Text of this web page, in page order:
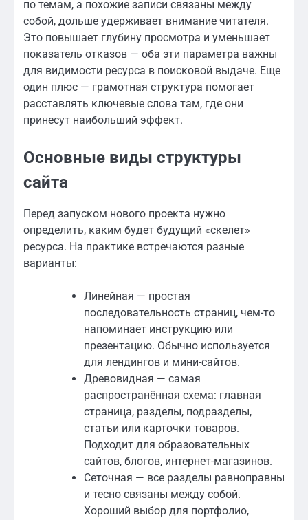
по темам, а похожие записи связаны между
собой, дольше удерживает внимание читателя.
Это повышает глубину просмотра и уменьшает
показатель отказов — оба эти параметра важны
для видимости ресурса в поисковой выдаче. Еще
один плюс — грамотная структура помогает
расставлять ключевые слова там, где они
принесут наибольший эффект.
Основные виды структуры
сайта
Перед запуском нового проекта нужно
определить, каким будет будущий «скелет»
ресурса. На практике встречаются разные
варианты:
Линейная — простая
последовательность страниц, чем-то
напоминает инструкцию или
презентацию. Обычно используется
для лендингов и мини-сайтов.
Древовидная — самая
распространённая схема: главная
страница, разделы, подразделы,
статьи или карточки товаров.
Подходит для образовательных
сайтов, блогов, интернет-магазинов.
Сеточная — все разделы равноправны
и тесно связаны между собой.
Хороший выбор для портфолио,